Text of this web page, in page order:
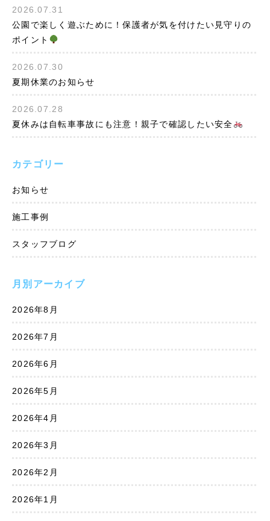
2026.07.31
公園で楽しく遊ぶために！保護者が気を付けたい見守りの
ポイント
2026.07.30
夏期休業のお知らせ
2026.07.28
夏休みは自転車事故にも注意！親子で確認したい安全
カテゴリー
お知らせ
施工事例
スタッフブログ
月別アーカイブ
2026年8月
2026年7月
2026年6月
2026年5月
2026年4月
2026年3月
2026年2月
2026年1月